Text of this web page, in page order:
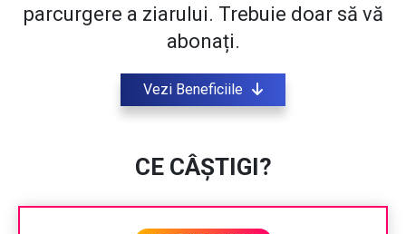
parcurgere a ziarului. Trebuie doar să vă
abonați.
Vezi Beneficiile
CE CÂȘTIGI?